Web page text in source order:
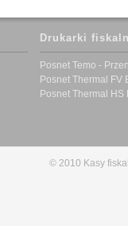
Drukarki
Posnet Temo -
Posnet Thermal FV
Posnet Thermal HS
© 2010 Kasy